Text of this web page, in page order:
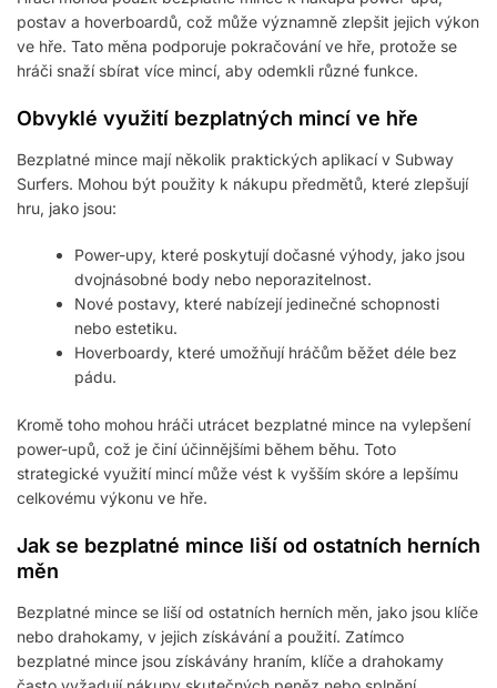
postav a hoverboardů, což může významně zlepšit jejich výkon
ve hře. Tato měna podporuje pokračování ve hře, protože se
hráči snaží sbírat více mincí, aby odemkli různé funkce.
Obvyklé využití bezplatných mincí ve hře
Bezplatné mince mají několik praktických aplikací v Subway
Surfers. Mohou být použity k nákupu předmětů, které zlepšují
hru, jako jsou:
Power-upy, které poskytují dočasné výhody, jako jsou
dvojnásobné body nebo neporazitelnost.
Nové postavy, které nabízejí jedinečné schopnosti
nebo estetiku.
Hoverboardy, které umožňují hráčům běžet déle bez
pádu.
Kromě toho mohou hráči utrácet bezplatné mince na vylepšení
power-upů, což je činí účinnějšími během běhu. Toto
strategické využití mincí může vést k vyšším skóre a lepšímu
celkovému výkonu ve hře.
Jak se bezplatné mince liší od ostatních herních
měn
Bezplatné mince se liší od ostatních herních měn, jako jsou klíče
nebo drahokamy, v jejich získávání a použití. Zatímco
bezplatné mince jsou získávány hraním, klíče a drahokamy